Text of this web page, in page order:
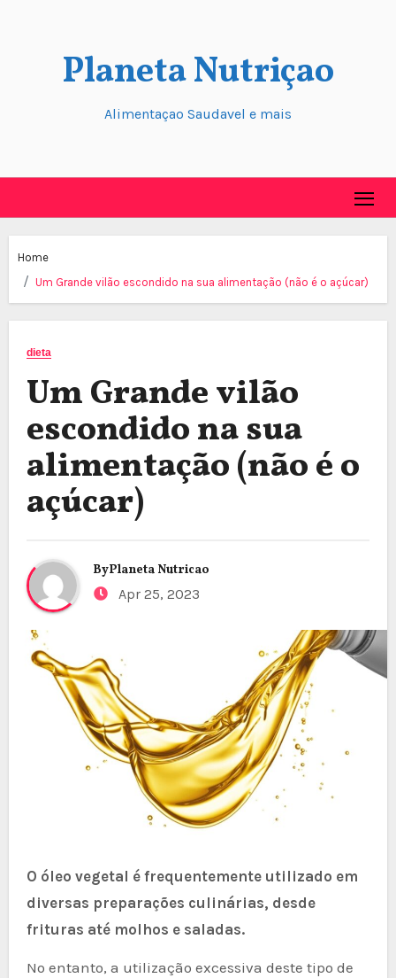
Planeta Nutriçao
Alimentaçao Saudavel e mais
Home
Um Grande vilão escondido na sua alimentação (não é o açúcar)
dieta
Um Grande vilão
escondido na sua
alimentação (não é o
açúcar)
ByPlaneta Nutricao
Apr 25, 2023
O óleo vegetal é frequentemente utilizado em
diversas preparações culinárias, desde
frituras até molhos e saladas.
No entanto, a utilização excessiva deste tipo de